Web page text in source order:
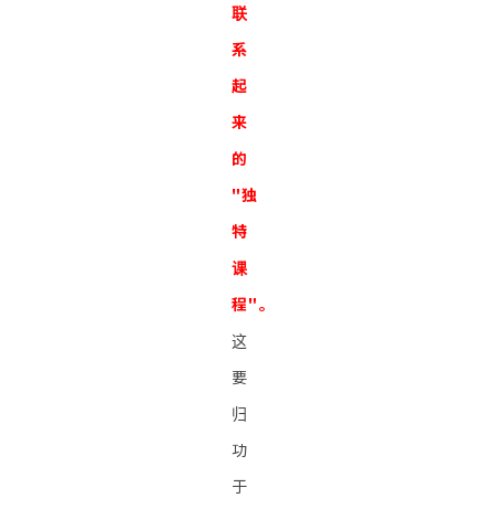
联
系
起
来
的
"独
特
课
程"。
这
要
归
功
于